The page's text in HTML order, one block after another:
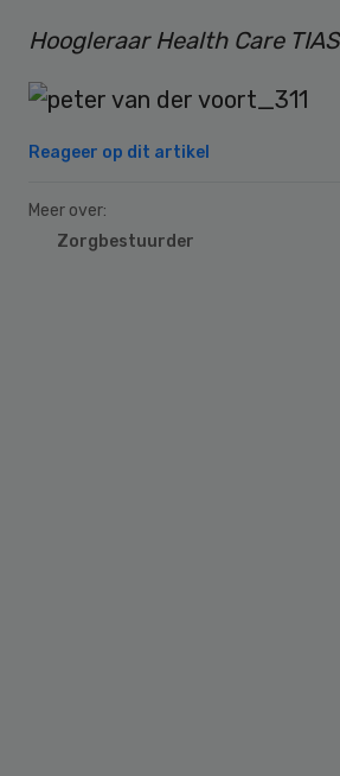
Hoogleraar Health Care TIAS
Reageer op dit artikel
Meer over:
Zorgbestuurder